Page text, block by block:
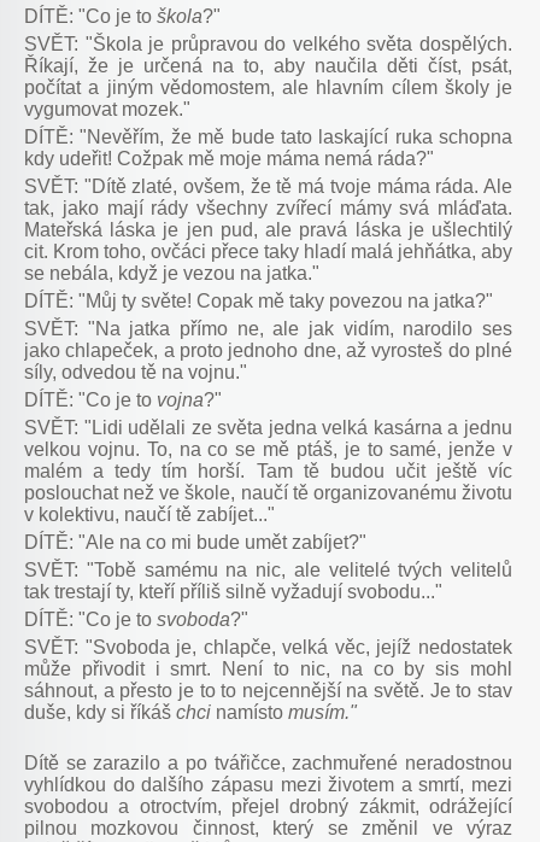
DÍTĚ: "Co je to škola?"
SVĚT: "Škola je průpravou do velkého světa dospělých.
Říkají, že je určená na to, aby naučila děti číst, psát,
počítat a jiným vědomostem, ale hlavním cílem školy je
vygumovat mozek."
DÍTĚ: "Nevěřím, že mě bude tato laskající ruka schopna
kdy udeřit! Cožpak mě moje máma nemá ráda?"
SVĚT: "Dítě zlaté, ovšem, že tě má tvoje máma ráda. Ale
tak, jako mají rády všechny zvířecí mámy svá mláďata.
Mateřská láska je jen pud, ale pravá láska je ušlechtilý
cit. Krom toho, ovčáci přece taky hladí malá jehňátka, aby
se nebála, když je vezou na jatka."
DÍTĚ: "Můj ty světe! Copak mě taky povezou na jatka?"
SVĚT: "Na jatka přímo ne, ale jak vidím, narodilo ses
jako chlapeček, a proto jednoho dne, až vyrosteš do plné
síly, odvedou tě na vojnu."
DÍTĚ: "Co je to vojna?"
SVĚT: "Lidi udělali ze světa jedna velká kasárna a jednu
velkou vojnu. To, na co se mě ptáš, je to samé, jenže v
malém a tedy tím horší. Tam tě budou učit ještě víc
poslouchat než ve škole, naučí tě organizovanému životu
v kolektivu, naučí tě zabíjet..."
DÍTĚ: "Ale na co mi bude umět zabíjet?"
SVĚT: "Tobě samému na nic, ale velitelé tvých velitelů
tak trestají ty, kteří příliš silně vyžadují svobodu..."
DÍTĚ: "Co je to svoboda?"
SVĚT: "Svoboda je, chlapče, velká věc, jejíž nedostatek
může přivodit i smrt. Není to nic, na co by sis mohl
sáhnout, a přesto je to to nejcennější na světě. Je to stav
duše, kdy si říkáš chci namísto musím."
Dítě se zarazilo a po tvářičce, zachmuřené neradostnou
vyhlídkou do dalšího zápasu mezi životem a smrtí, mezi
svobodou a otroctvím, přejel drobný zákmit, odrážející
pilnou mozkovou činnost, který se změnil ve výraz